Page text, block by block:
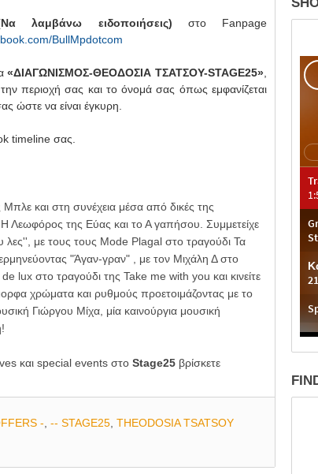
λαμβάνω ειδοποιήσεις) στο Fanpage
BullMpdotcom
«ΔΙΑΓΩΝΙΣΜΟΣ-ΘΕΟΔΟΣΙΑ ΤΣΑΤΣΟΥ-STAGE25»,
περιοχή σας και το όνομά σας όπως εμφανίζεται
ώστε να είναι έγκυρη.
timeline σας.
και στη συνέχεια μέσα από δικές της
της Εύας και το Α γαπήσου. Συμμετείχε
λες'', με τους τους Mode Plagal στο τραγούδι Τα
"Άγαν-γραν" , με τον Μιχάλη Δ στο
lux στο τραγούδι της Take me with you και κινείτε
χρώματα και ρυθμούς προετοιμάζοντας με το
Γιώργου Μίχα, μία καινούργια μουσική
και special events στο Stage25βρίσκετε
-, -- STAGE25, THEODOSIA TSATSOY